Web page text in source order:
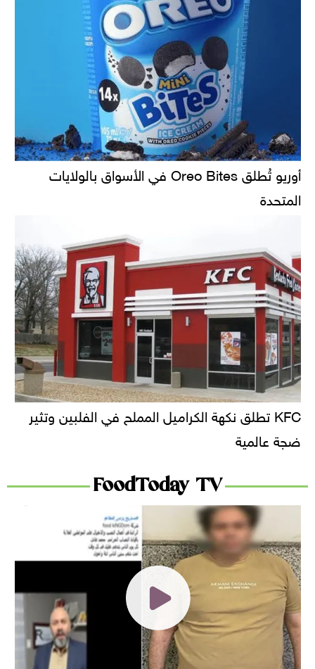
أوريو تُطلق Oreo Bites في الأسواق بالولايات
المتحدة
KFC تطلق نكهة الكراميل المملح في الفلبين وتثير
ضجة عالمية
FoodToday TV